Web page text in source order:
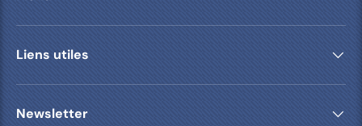
Liens utiles
Newsletter